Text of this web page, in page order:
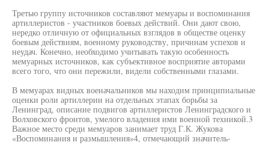
Третью группу источников составляют мемуары и воспоминания
артиллеристов - участников боевых действий. Они дают свою,
нередко отличную от официальных взглядов в обществе оценку
боевым действиям, военному руководству, причинам успехов и
неудач. Конечно, необходимо учитывать такую особенность
мемуарных источников, как субъективное восприятие авторами
всего того, что они пережили, видели собственными глазами.
В мемуарах видных военачальников мы находим принципиальные
оценки роли артиллерии на отдельных этапах борьбы за
Ленинград, описание подвигов артиллеристов Ленинградского и
Волховского фронтов, умелого владения ими военной техникой.3
Важное место среди мемуаров занимает труд Г.К. Жукова
«Воспоминания и размышления»4, отмечающий значитель-